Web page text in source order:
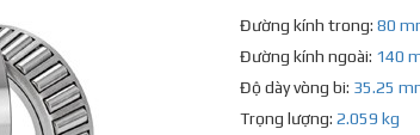
Đường kính trong: 80
Đường kính ngoài: 140
Độ dày vòng bi: 35.25
Trọng lượng: 2.059 kg